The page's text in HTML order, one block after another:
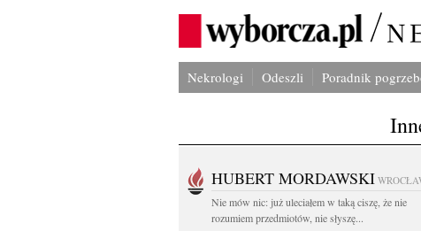
Nekrologi Odeszli Poradnik
HUBERT MORDAWSKI
Nie mów nic: już uleciałem w taką ciszę, że nie
rozumiem przedmiotów, nie słyszę...